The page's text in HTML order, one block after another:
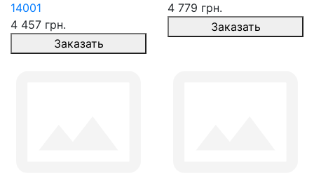
14001
4 457 грн.
Заказать
4 779 грн.
Заказать